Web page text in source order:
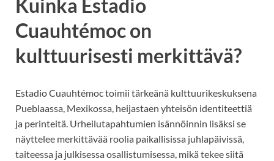
Kuinka Estadio
Cuauhtémoc on
kulttuurisesti merkittävä?
Estadio Cuauhtémoc toimii tärkeänä kulttuurikeskuksena
Pueblaassa, Mexikossa, heijastaen yhteisön identiteettiä
ja perinteitä. Urheilutapahtumien isännöinnin lisäksi se
näyttelee merkittävää roolia paikallisissa juhlapäivissä,
taiteessa ja julkisessa osallistumisessa, mikä tekee siitä